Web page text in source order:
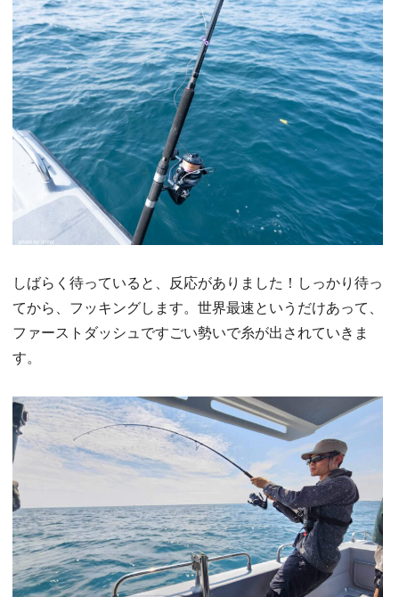
しばらく待っていると、反応がありました！しっかり待っ
てから、フッキングします。世界最速というだけあって、
ファーストダッシュですごい勢いで糸が出されていきま
す。